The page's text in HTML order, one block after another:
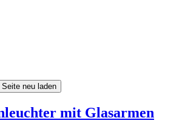
Seite neu laden
mit Glasarmen